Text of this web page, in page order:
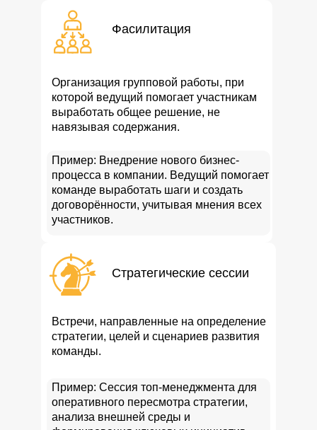
Пример: Внедрение нового бизнес-
процесса в компании. Ведущий помогает
команде выработать шаги и создать
договорённости, учитывая мнения всех
участников.
Организация групповой работы, при
которой ведущий помогает участникам
выработать общее решение, не
навязывая содержания.
Фасилитация
Пример: Сессия топ-менеджмента для
оперативного пересмотра стратегии,
анализа внешней среды и
Встречи, направленные на определение
стратегии, целей и сценариев развития
команды.
Стратегические сессии